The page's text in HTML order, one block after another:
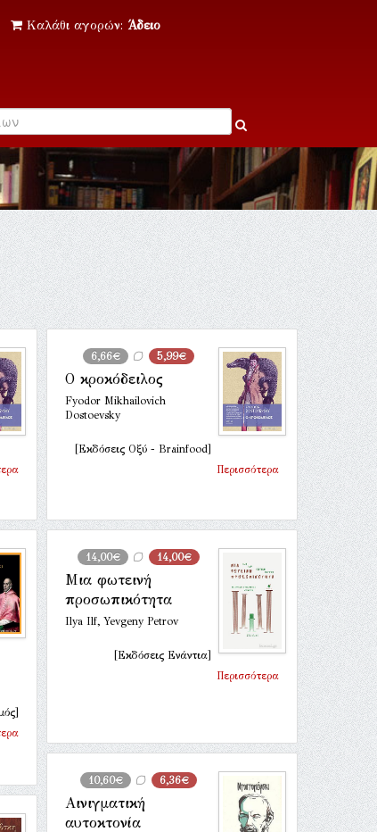
Καλάθι αγορών: Άδειο
6,66€ 5,99€
Ο κροκόδειλος
Fyodor Mikhailovich
Dostoevsky
[Εκδόσεις Οξύ - Brainfood]
Περισσότερα
14,00€ 14,00€
Μια φωτεινή
προσωπικότητα
Ilya Ilf, Yevgeny Petrov
[Εκδόσεις Ενάντια]
Περισσότερα
10,60€ 6,36€
Αινιγματική
αυτοκτονία